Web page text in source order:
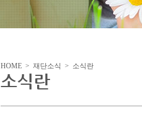
HOME > 재단소식 > 소식란
소식란